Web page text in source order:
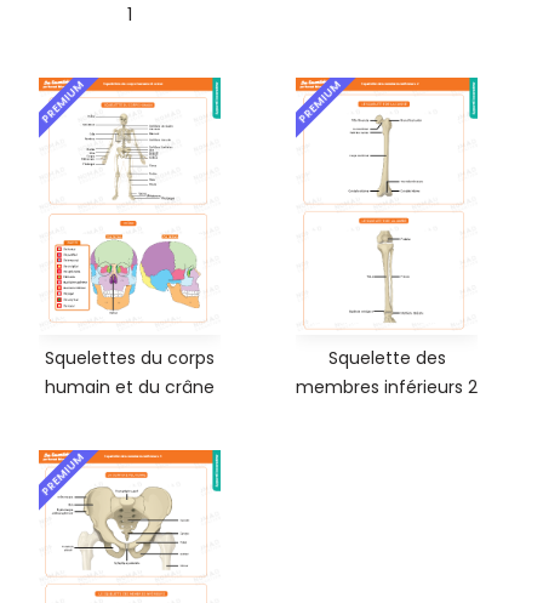
1
PREMIUM
Squelettes du corps
humain et du crâne
PREMIUM
Squelette des
membres inférieurs 2
PREMIUM